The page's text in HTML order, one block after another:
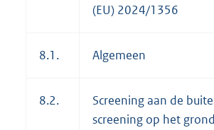
(EU) 2024/1356
8.1. Algemeen
8.2.
Screening aan de
screening op het